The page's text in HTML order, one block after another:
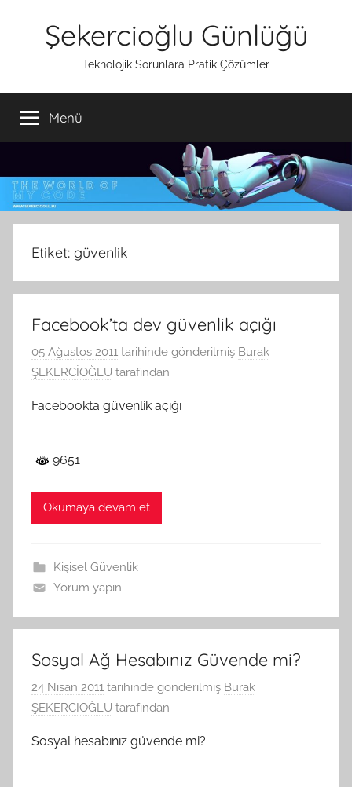
Şekercioğlu Günlüğü
Teknolojik Sorunlara Pratik Çözümler
Menü
Etiket: güvenlik
Facebook’ta dev güvenlik açığı
05 Ağustos 2011 tarihinde gönderilmiş Burak
ŞEKERCİOĞLU tarafından
Facebookta güvenlik açığı
9651
Okumaya devam et
Kişisel Güvenlik
Yorum yapın
Sosyal Ağ Hesabınız Güvende mi?
24 Nisan 2011 tarihinde gönderilmiş Burak
ŞEKERCİOĞLU tarafından
Sosyal hesabınız güvende mi?